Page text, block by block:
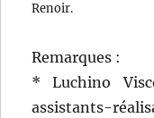
Renoir.
Remarques :
* Luchino
assistants-